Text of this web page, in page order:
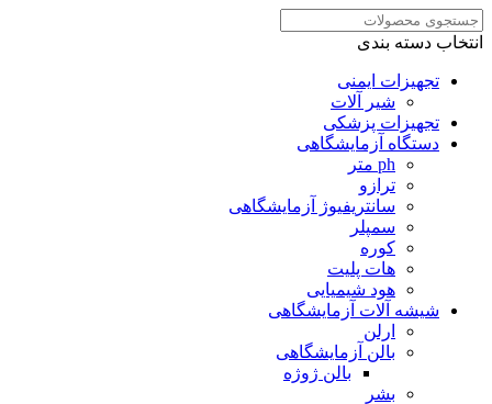
انتخاب دسته بندی
تجهیزات ایمنی
شیر آلات
تجهیزات پزشکی
دستگاه آزمایشگاهی
ph متر
ترازو
سانتریفیوژ آزمایشگاهی
سمپلر
کوره
هات پلیت
هود شیمیایی
شیشه آلات آزمایشگاهی
ارلن
بالن آزمایشگاهی
بالن ژوژه
بشر